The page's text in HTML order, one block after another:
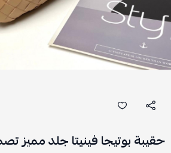
حقيبة بوتيجا فينيتا جلد مميز